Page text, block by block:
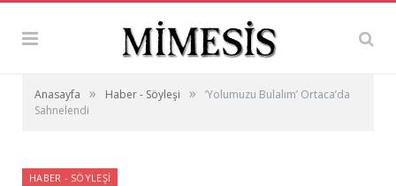
Anasayfa » Haber - Söyleşi »
‘Yolumuzu Bulalım’ Ortaca’da
Sahnelendi
HABER - SÖYLEŞI